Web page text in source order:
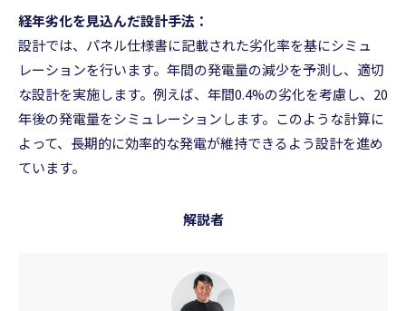
経年劣化を見込んだ設計手法：
設計では、パネル仕様書に記載された劣化率を基にシミュ
レーションを行います。年間の発電量の減少を予測し、適切
な設計を実施します。例えば、年間0.4%の劣化を考慮し、20
年後の発電量をシミュレーションします。このような計算に
よって、長期的に効率的な発電が維持できるよう設計を進め
ています。
解説者